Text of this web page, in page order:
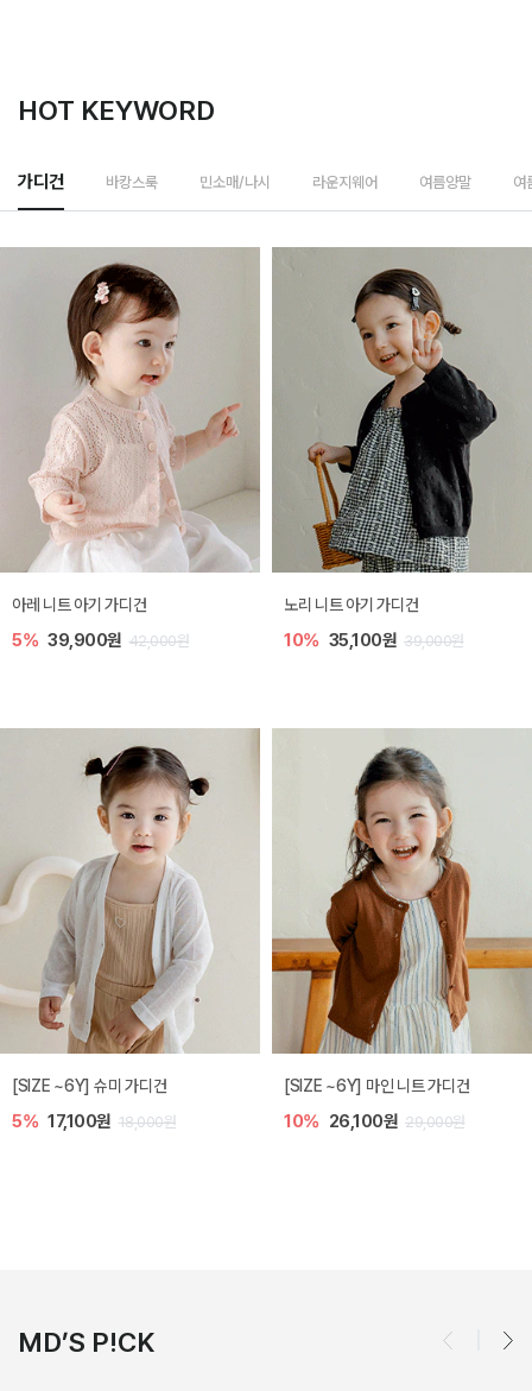
HOT KEYWORD
가디건 바캉스룩 민소매/나시 라운지웨어 여름양말 여
[SIZE ~6Y] 로메이 라운지 셋업
10% 23,400원 26,000원
밀라 아기 원피스
20% 27,200원 34,000원
밀라 아기 점프수트
10% 30,600원 34,000원
밀라 아기 셋업
20% 35,200원 44,000원
MD’S P!CK